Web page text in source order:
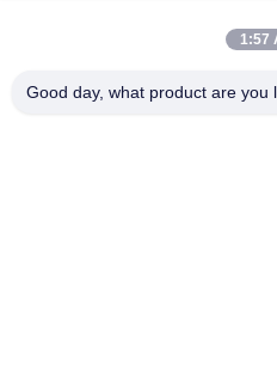
1:57
Good day, what product are you